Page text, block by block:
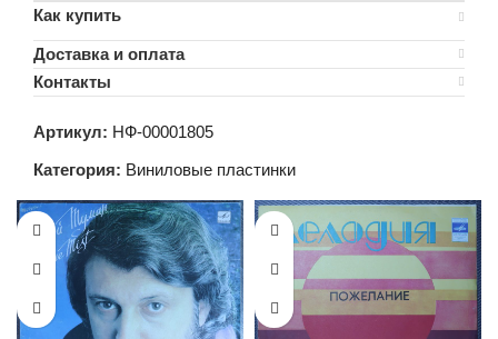
Как купить
Доставка и оплата
Контакты
Артикул: НФ-00001805
Категория: Виниловые пластинки